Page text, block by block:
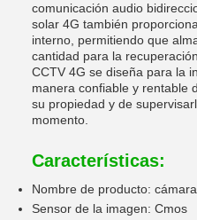
comunicación audio
solar 4G también
interno, permitiendo que
cantidad para la
CCTV 4G se diseña para la
manera confiable y rentable
su propiedad y de
momento.
Características:
Nombre de producto:
Sensor de la imagen: Cmos